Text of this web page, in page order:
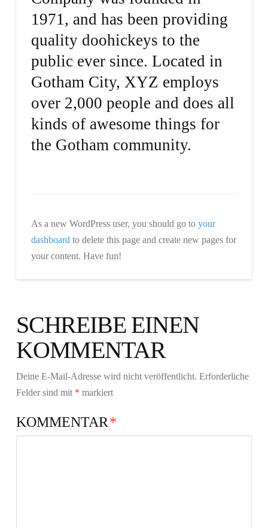
1971, and has been providing
quality doohickeys to the
public ever since. Located in
Gotham City, XYZ employs
over 2,000 people and does all
kinds of awesome things for
the Gotham community.
As a new WordPress user, you should go to your
dashboard to delete this page and create new pages for
your content. Have fun!
SCHREIBE EINEN
KOMMENTAR
Deine E-Mail-Adresse wird nicht veröffentlicht. Erforderliche
Felder sind mit * markiert
KOMMENTAR*